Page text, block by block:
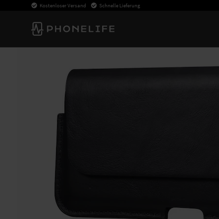
Kostenloser Versand Schnelle Lieferung